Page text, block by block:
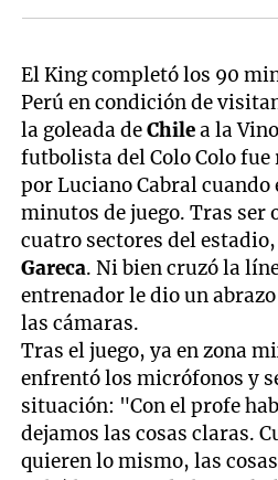
El King completó los 90
Perú en condición de
la goleada deChilea la
futbolista del Colo Colo fue
por Luciano Cabral cuando
minutos de juego. Tras ser
cuatro sectores del
Gareca. Ni bien cruzó la
entrenador le dio un
las cámaras.
Tras el juego, ya en zona
enfrentó los micrófonos y
situación: "Con el profe
dejamos las cosas claras.
quieren lo mismo, las